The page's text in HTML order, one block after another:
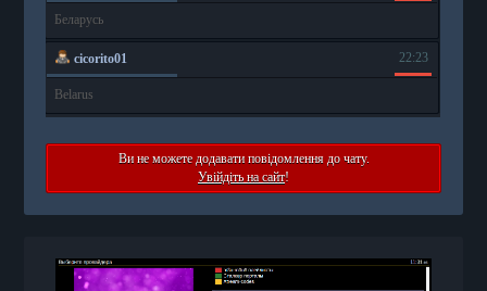
Ви не можете додавати повідомлення до чату.
Увійдіть на сайт!